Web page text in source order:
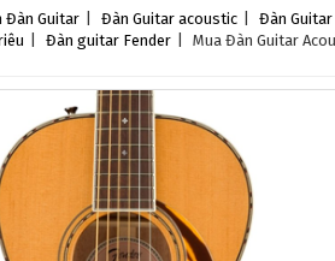
❅
Đàn Guitar Đàn Guitar acoustic Đàn Guitar
Đàn guitar Fender Mua Đàn Guitar